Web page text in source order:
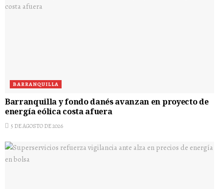
BARRANQUILLA
Barranquilla y fondo danés avanzan en proyecto de
energía eólica costa afuera
5 DE AGOSTO DE 2026